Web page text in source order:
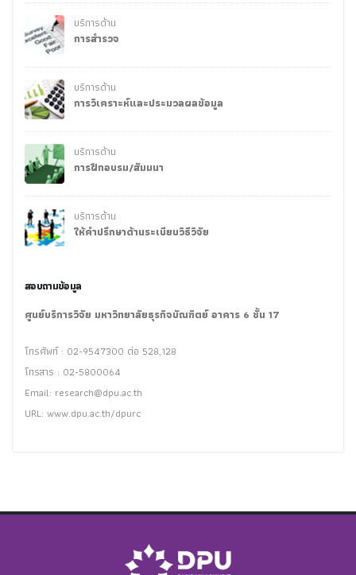
บริการด้าน
การสำรวจ
บริการด้าน
การวิเคราะห์และประมวลผลข้อมูล
บริการด้าน
การฝึกอบรม/สัมมนา
บริการด้าน
ให้คำปรึกษาด้านระเบียบวิธีวิจัย
สอบถามข้อมูล
ศูนย์บริการวิจัย มหาวิทยาลัยธุรกิจบัณฑิตย์ อาคาร 6 ชั้น 17
โทรศัพท์ : 02-9547300 ต่อ 528,128
โทรสาร : 02-5800064
Email: research@dpu.ac.th
URL: www.dpu.ac.th/dpurc